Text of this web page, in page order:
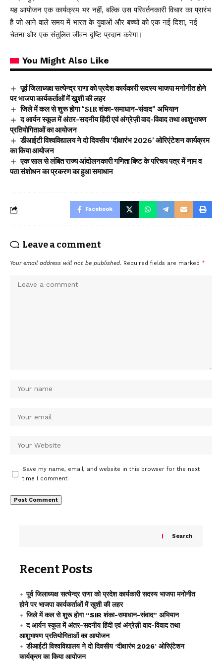
यह आयोजन एक कार्यक्रम भर नहीं, बल्कि उस परिवर्तनकारी विचार का प्रारंभ
है जो आने वाले समय में भारत के युवाओं और बच्चों को एक नई दिशा, नई
चेतना और एक संतुलित जीवन दृष्टि प्रदान करेगा।
You Might Also Like
पूर्व जिलाध्यक्ष सत्येन्द्र राणा को प्रदेश कार्यकारी सदस्य भाजपा मनोनीत होने
पर भाजपा कार्यकर्ताओं में खुशी की लहर
जिले में कल से शुरू होगा “SIR शंका-समाधान-संवाद” अभियान
द आर्यन स्कूल में अंतर-सदनीय हिंदी एवं अंग्रेज़ी वाद-विवाद तथा आशुभाषण
प्रतियोगिताओं का आयोजन
डीआईटी विश्वविद्यालय ने दो दिवसीय ‘दीक्षारंभ 2026’ ओरिएंटेशन कार्यक्रम
का किया आयोजन
एक साल से लंबित राज्य आंदोलनकारी गणिता बिष्ट के परिचय पत्र में नाम व
पता संशोधन का प्रकरण का हुआ समाधान
Facebook
Leave a comment
Your email address will not be published. Required fields are marked *
Save my name, email, and website in this browser for the next
time I comment.
Search
Recent Posts
पूर्व जिलाध्यक्ष सत्येन्द्र राणा को प्रदेश कार्यकारी सदस्य भाजपा मनोनीत
होने पर भाजपा कार्यकर्ताओं में खुशी की लहर
जिले में कल से शुरू होगा “SIR शंका-समाधान-संवाद” अभियान
द आर्यन स्कूल में अंतर-सदनीय हिंदी एवं अंग्रेज़ी वाद-विवाद तथा
आशुभाषण प्रतियोगिताओं का आयोजन
डीआईटी विश्वविद्यालय ने दो दिवसीय ‘दीक्षारंभ 2026’ ओरिएंटेशन
कार्यक्रम का किया आयोजन